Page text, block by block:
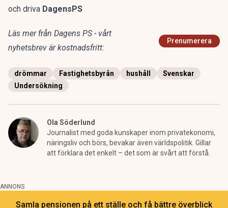
och driva DagensPS
Läs mer från Dagens PS - vårt
nyhetsbrev är kostnadsfritt:
Prenumerera
drömmar Fastighetsbyrån hushåll
Svenskar
Undersökning
Ola Söderlund
Journalist med goda kunskaper inom privatekonomi,
näringsliv och börs, bevakar även världspolitik. Gillar
att förklara det enkelt – det som är svårt att förstå.
ANNONS
Samla pensionen på ett ställe och få bättre överblick